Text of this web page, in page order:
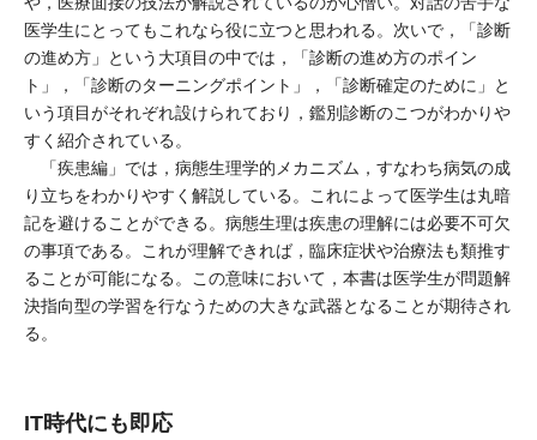
医学生にとってもこれなら役に立つと思われる。次いで，「診断
の進め方」という大項目の中では，「診断の進め方のポイン
ト」，「診断のターニングポイント」，「診断確定のために」と
いう項目がそれぞれ設けられており，鑑別診断のこつがわかりや
すく紹介されている。
「疾患編」では，病態生理学的メカニズム，すなわち病気の成
り立ちをわかりやすく解説している。これによって医学生は丸暗
記を避けることができる。病態生理は疾患の理解には必要不可欠
の事項である。これが理解できれば，臨床症状や治療法も類推す
ることが可能になる。この意味において，本書は医学生が問題解
決指向型の学習を行なうための大きな武器となることが期待され
る。
IT時代にも即応